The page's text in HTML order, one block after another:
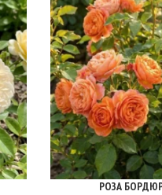
РОЗА